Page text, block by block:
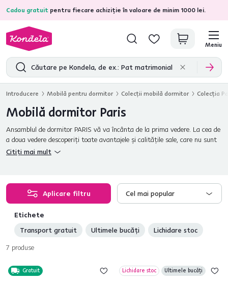
Cadou gratuit pentru fiecare achiziție în valoare de minim 1000 lei.
4,7 31.375recenzii de produs verificate
Meniu
Introducere Mobilă pentru dormitor Colecţii mobilă dormitor Colecţia
Mobilă dormitor Paris
Ansamblul de dormitor PARIS vă va încânta de la prima vedere. La cea de
a doua vedere descoperiţi toate avantajele şi calităţile sale, care nu sunt
deloc puţine. Lăsaţi-vă seduşi şi impresionaţi de calitatea deosebită a
Citiți mai mult
Aplicare filtru Cel mai popular
Etichete
Transport gratuit
Ultimele bucăți
Lichidare stoc
7 produse
Gratuit Lichidare stoc Ultimele bucăți